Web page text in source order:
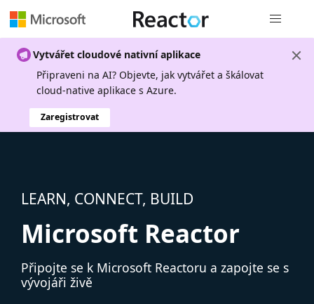
Vytvářet cloudové nativní aplikace
Připraveni na AI? Objevte, jak vytvářet a škálovat
cloud-native aplikace s Azure.
Zaregistrovat
LEARN, CONNECT, BUILD
Microsoft Reactor
Připojte se k Microsoft Reactoru a zapojte se s
vývojáři živě